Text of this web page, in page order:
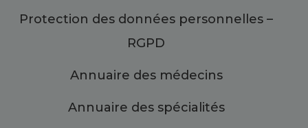
Protection des données personnelles –
RGPD
Annuaire des médecins
Annuaire des spécialités